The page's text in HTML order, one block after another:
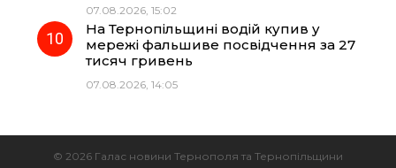
07.08.2026, 15:02
На Тернопільщині водій купив у
мережі фальшиве посвідчення за 27
тисяч гривень
07.08.2026, 14:05
© 2026 Галас новини Тернополя та Тернопільщини